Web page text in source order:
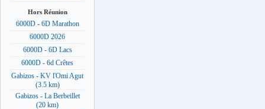
Hors Réunion
6000D - 6D Marathon
6000D 2026
6000D - 6D Lacs
6000D - 6d Crêtes
Gabizos - KV l'Omi Agut
(3.5 km)
Gabizos - La Berbeillet
(20 km)